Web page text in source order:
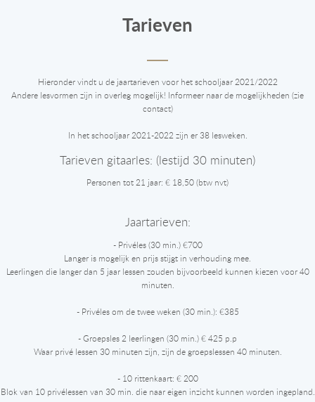
Tarieven
Hieronder vindt u de jaartarieven voor het schooljaar 2021/2022
Andere lesvormen zijn in overleg mogelijk! Informeer naar de mogelijkheden (zie
contact)
In het schooljaar 2021-2022 zijn er 38 lesweken.
Tarieven gitaarles: (lestijd 30 minuten)
Personen tot 21 jaar: € 18,50 (btw nvt)
Jaartarieven:
- Privéles (30 min.) €700
Langer is mogelijk en prijs stijgt in verhouding mee.
Leerlingen die langer dan 5 jaar lessen zouden bijvoorbeeld kunnen kiezen voor 40
minuten.
- Privéles om de twee weken (30 min.): €385
- Groepsles 2 leerlingen (30 min.) € 425 p.p
Waar privé lessen 30 minuten zijn, zijn de groepslessen 40 minuten.
- 10 rittenkaart: € 200
Blok van 10 privélessen van 30 min. die naar eigen inzicht kunnen worden ingepland.